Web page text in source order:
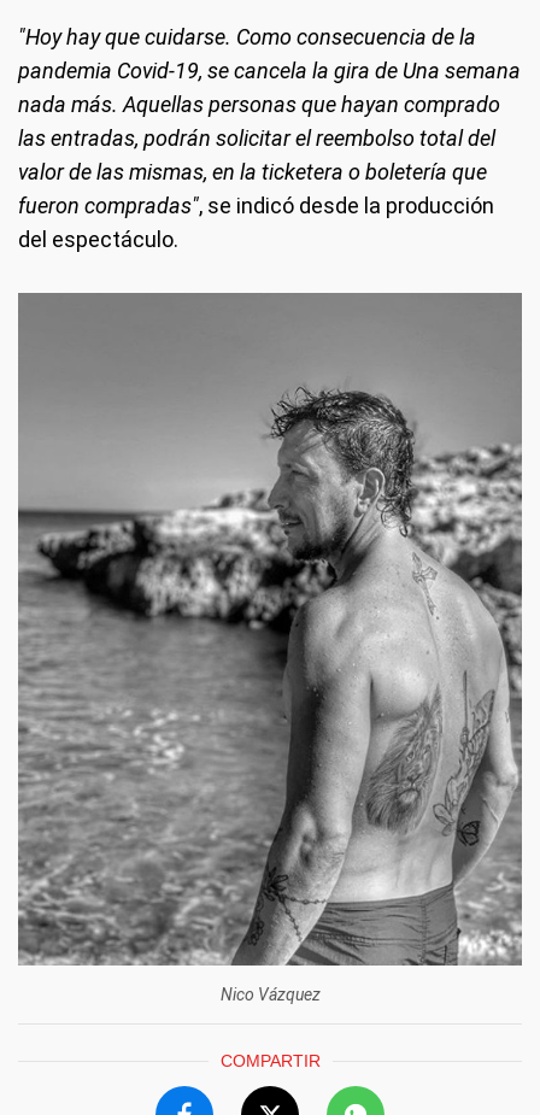
"Hoy hay que cuidarse. Como consecuencia de la
pandemia Covid-19, se cancela la gira de Una semana
nada más. Aquellas personas que hayan comprado
las entradas, podrán solicitar el reembolso total del
valor de las mismas, en la ticketera o boletería que
fueron compradas", se indicó desde la producción
del espectáculo.
Nico Vázquez
COMPARTIR